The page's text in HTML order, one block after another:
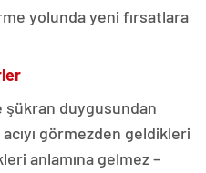
yolunda yeni fırsatlara
şükran duygusundan
görmezden geldikleri
anlamına gelmez –